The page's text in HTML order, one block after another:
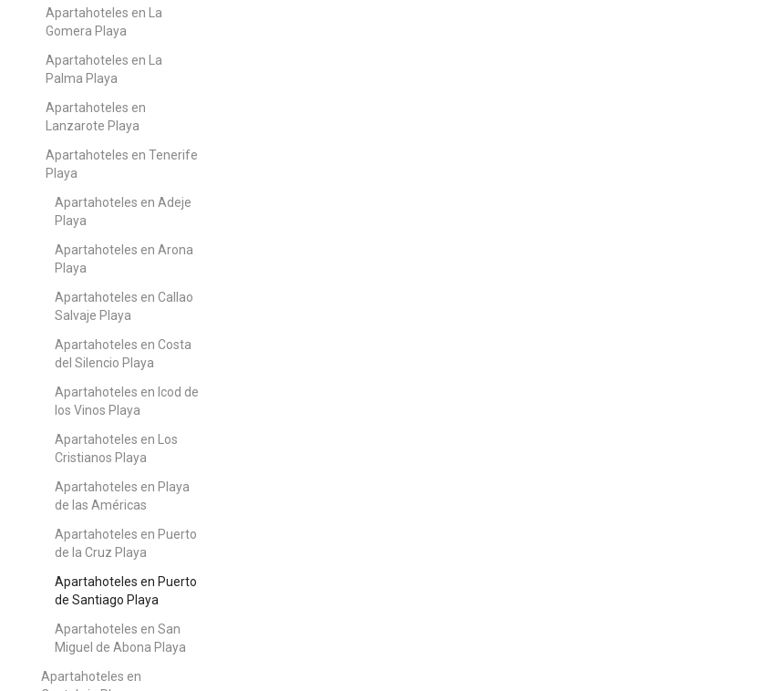
Apartahoteles en La
Gomera Playa
Apartahoteles en La
Palma Playa
Apartahoteles en
Lanzarote Playa
Apartahoteles en Tenerife
Playa
Apartahoteles en Adeje
Playa
Apartahoteles en Arona
Playa
Apartahoteles en Callao
Salvaje Playa
Apartahoteles en Costa
del Silencio Playa
Apartahoteles en Icod de
los Vinos Playa
Apartahoteles en Los
Cristianos Playa
Apartahoteles en Playa
de las Américas
Apartahoteles en Puerto
de la Cruz Playa
Apartahoteles en Puerto
de Santiago Playa
Apartahoteles en San
Miguel de Abona Playa
Apartahoteles en